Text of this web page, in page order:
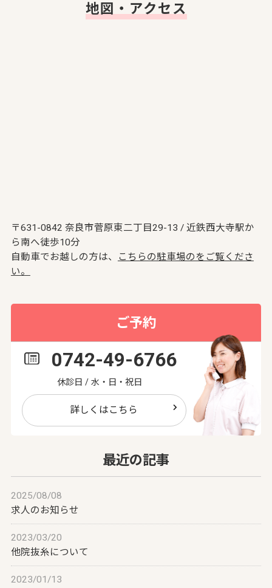
地図・アクセス
〒631-0842 奈良市菅原東二丁目29-13 / 近鉄西大寺駅か
ら南へ徒歩10分
自動車でお越しの方は、
こちらの駐車場のをご覧くださ
い。
ご予約
0742-49-6766
休診日 / 水・日・祝日
詳しくはこちら
最近の記事
2025/08/08
求人のお知らせ
2023/03/20
他院抜糸について
2023/01/13